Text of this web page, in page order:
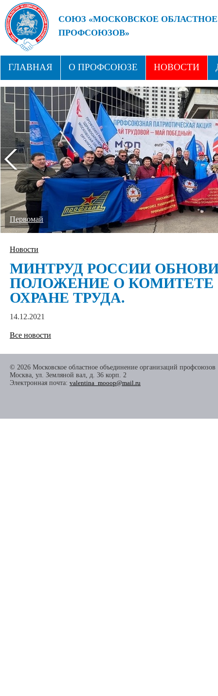
СОЮЗ «МОСКОВСКОЕ
ПРОФСОЮЗОВ»
ГЛАВНАЯ О ПРОФСОЮЗЕ НОВОСТИ
СТРУКТУРА ПРОФСОЮЗНЫЕ ЗДРАВНИЦЫ
Первомай
Новости
МИНТРУД РОССИИ
ПОЛОЖЕНИЕ О
ОХРАНЕ ТРУДА.
14.12.2021
Все новости
© 2026 Московское областное объединение организаций профсоюзов
Москва, ул. Земляной вал, д. 36 корп. 2
Электронная почта: valentina_mooop@mail.ru